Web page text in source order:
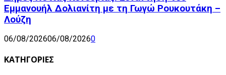
Εμμανουήλ Δολιανίτη με τη Γωγώ Ρουκουτάκη –
Λούζη
06/08/202606/08/20260
ΚΑΤΗΓΟΡΙΕΣ